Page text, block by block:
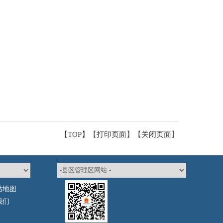
【TOP】 【打印页面 】【 关闭页面 】
地图
们